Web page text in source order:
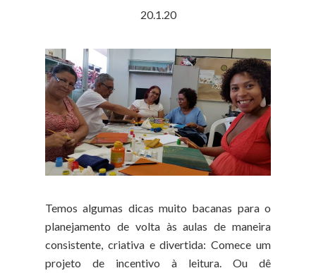
20.1.20
Temos algumas dicas muito bacanas para o
planejamento de volta às aulas de maneira
consistente, criativa e divertida: Comece um
projeto de incentivo à leitura. Ou dê